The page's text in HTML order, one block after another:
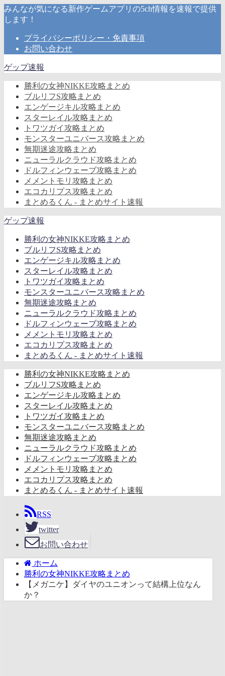
みんなが気になる新作ゲームアプリの5ch情報を速報で提供
します！
プライバシーポリシー・免責事項
お問い合わせ
ゲップ速報
勝利の女神NIKKE攻略まとめ
ブルリフS攻略まとめ
エンゲージキル攻略まとめ
スターレイル攻略まとめ
トワツガイ攻略まとめ
モンスターユニバース攻略まとめ
無期迷途攻略まとめ
ニューラルクラウド攻略まとめ
ドルフィンウェーブ攻略まとめ
メメントモリ攻略まとめ
エコカリプス攻略まとめ
まとめるくん - まとめサイト速報
ゲップ速報
勝利の女神NIKKE攻略まとめ
ブルリフS攻略まとめ
エンゲージキル攻略まとめ
スターレイル攻略まとめ
トワツガイ攻略まとめ
モンスターユニバース攻略まとめ
無期迷途攻略まとめ
ニューラルクラウド攻略まとめ
ドルフィンウェーブ攻略まとめ
メメントモリ攻略まとめ
エコカリプス攻略まとめ
まとめるくん - まとめサイト速報
勝利の女神NIKKE攻略まとめ
ブルリフS攻略まとめ
エンゲージキル攻略まとめ
スターレイル攻略まとめ
トワツガイ攻略まとめ
モンスターユニバース攻略まとめ
無期迷途攻略まとめ
ニューラルクラウド攻略まとめ
ドルフィンウェーブ攻略まとめ
メメントモリ攻略まとめ
エコカリプス攻略まとめ
まとめるくん - まとめサイト速報
RSS
twitter
お問い合わせ
ホーム
勝利の女神NIKKE攻略まとめ
【メガニケ】ダイヤのユニオンって結構上位なん
か？